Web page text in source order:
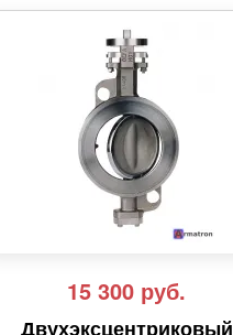
15 300 руб.
Двухэксцентриковый